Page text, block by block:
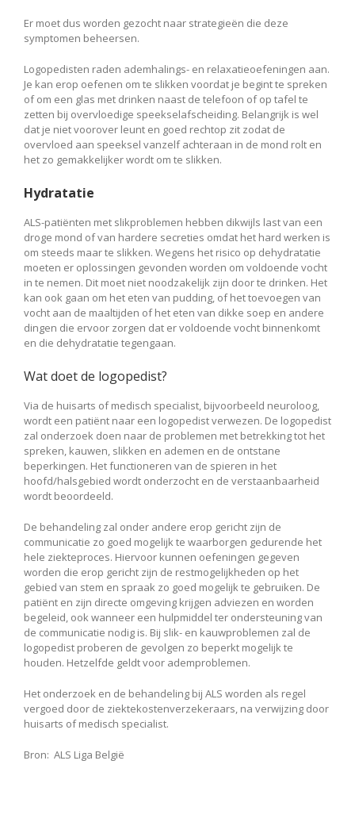
Er moet dus worden gezocht naar strategieën die deze
symptomen beheersen.
Logopedisten raden ademhalings- en relaxatieoefeningen aan.
Je kan erop oefenen om te slikken voordat je begint te spreken
of om een glas met drinken naast de telefoon of op tafel te
zetten bij overvloedige speekselafscheiding. Belangrijk is wel
dat je niet voorover leunt en goed rechtop zit zodat de
overvloed aan speeksel vanzelf achteraan in de mond rolt en
het zo gemakkelijker wordt om te slikken.
Hydratatie
ALS-patiënten met slikproblemen hebben dikwijls last van een
droge mond of van hardere secreties omdat het hard werken is
om steeds maar te slikken. Wegens het risico op dehydratatie
moeten er oplossingen gevonden worden om voldoende vocht
in te nemen. Dit moet niet noodzakelijk zijn door te drinken. Het
kan ook gaan om het eten van pudding, of het toevoegen van
vocht aan de maaltijden of het eten van dikke soep en andere
dingen die ervoor zorgen dat er voldoende vocht binnenkomt
en die dehydratatie tegengaan.
Wat doet de logopedist?
Via de huisarts of medisch specialist, bijvoorbeeld neuroloog,
wordt een patiënt naar een logopedist verwezen. De logopedist
zal onderzoek doen naar de problemen met betrekking tot het
spreken, kauwen, slikken en ademen en de ontstane
beperkingen. Het functioneren van de spieren in het
hoofd/halsgebied wordt onderzocht en de verstaanbaarheid
wordt beoordeeld.
De behandeling zal onder andere erop gericht zijn de
communicatie zo goed mogelijk te waarborgen gedurende het
hele ziekteproces. Hiervoor kunnen oefeningen gegeven
worden die erop gericht zijn de restmogelijkheden op het
gebied van stem en spraak zo goed mogelijk te gebruiken. De
patiënt en zijn directe omgeving krijgen adviezen en worden
begeleid, ook wanneer een hulpmiddel ter ondersteuning van
de communicatie nodig is. Bij slik- en kauwproblemen zal de
logopedist proberen de gevolgen zo beperkt mogelijk te
houden. Hetzelfde geldt voor ademproblemen.
Het onderzoek en de behandeling bij ALS worden als regel
vergoed door de ziektekostenverzekeraars, na verwijzing door
huisarts of medisch specialist.
Bron: ALS Liga België